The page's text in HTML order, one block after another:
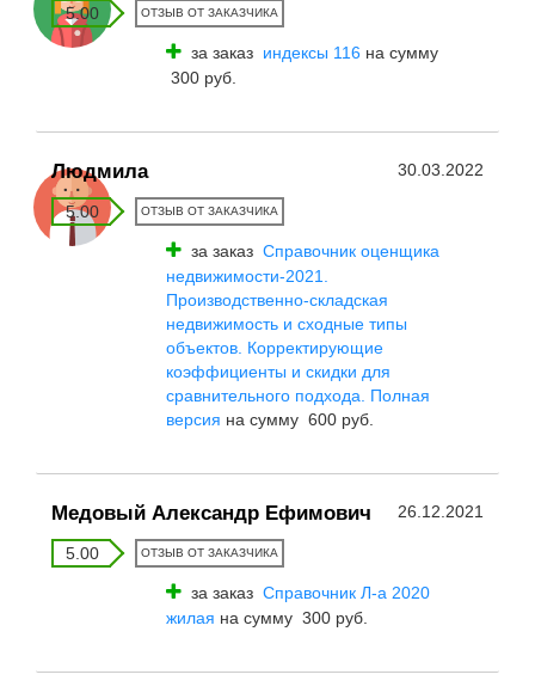
5.00 ОТЗЫВ ОТ ЗАКАЗЧИКА
за заказ индексы 116 на сумму
300 руб.
Людмила 30.03.2022
5.00 ОТЗЫВ ОТ ЗАКАЗЧИКА
за заказ Справочник оценщика
недвижимости-2021.
Производственно-складская
недвижимость и сходные типы
объектов. Корректирующие
коэффициенты и скидки для
сравнительного подхода. Полная
версия на сумму 600 руб.
Медовый Александр Ефимович 26.12.2021
5.00 ОТЗЫВ ОТ ЗАКАЗЧИКА
за заказ Справочник Л-а 2020
жилая на сумму 300 руб.